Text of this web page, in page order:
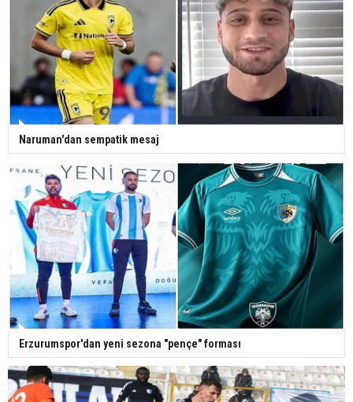
Naruman'dan sempatik mesaj
Erzurumspor'dan yeni sezona "pençe" forması